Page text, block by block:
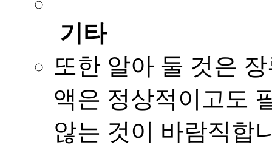
기타
또한 알아 둘 것은
액은 정상적이고도
않는 것이 바람직합